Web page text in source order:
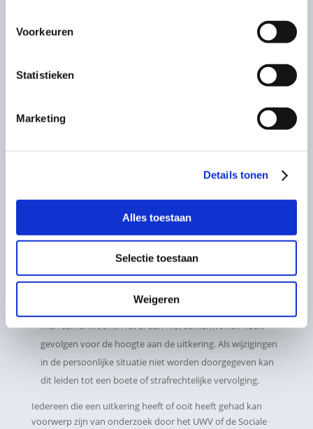
Voorkeuren
Statistieken
Marketing
Details tonen
Alles toestaan
Selectie toestaan
Weigeren
Wat is UWV uitkeringsfraude
Identiteitsfraude: iemand gebruikt de identiteit van een
ander om (toch) een uitkering te verkrijgen waar hij of zij
eigenlijk geen recht op heeft.
bijvoorbeeld wat bij, maar geven deze inkomsten niet op
aan de Belastingdienst of UWV (zwart geld).
Vermogensfraude: een deel van het vermogen wordt niet
opgegeven. Deze vorm van fraude is alleen relevant bij de
bijstandsuitkering. De gemeente voert deze uitkering uit
en niet het UWV.
uitkering en de AOW geldt dat men op moet geven of
men samenwoont. Het al dan niet samenwonen heeft
gevolgen voor de hoogte aan de uitkering. Als wijzigingen
in de persoonlijke situatie niet worden doorgegeven kan
dit leiden tot een boete of strafrechtelijke vervolging.
Iedereen die een uitkering heeft of ooit heeft gehad kan
voorwerp zijn van onderzoek door het UWV of de Sociale